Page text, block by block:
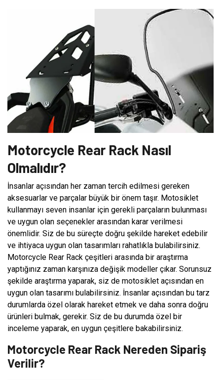
Motorcycle Rear Rack Nasıl
Olmalıdır?
İnsanlar açısından her zaman tercih edilmesi gereken
aksesuarlar ve parçalar büyük bir önem taşır. Motosiklet
kullanmayı seven insanlar için gerekli parçaların bulunması
ve uygun olan seçenekler arasından karar verilmesi
önemlidir. Siz de bu süreçte doğru şekilde hareket edebilir
ve ihtiyaca uygun olan tasarımları rahatlıkla bulabilirsiniz.
Motorcycle Rear Rack çeşitleri arasında bir araştırma
yaptığınız zaman karşınıza değişik modeller çıkar. Sorunsuz
şekilde araştırma yaparak, siz de motosiklet açısından en
uygun olan tasarımı bulabilirsiniz. İnsanlar açısından bu tarz
durumlarda özel olarak hareket etmek ve daha sonra doğru
ürünleri bulmak, gerekir. Siz de bu durumda özel bir
inceleme yaparak, en uygun çeşitlere bakabilirsiniz.
Motorcycle Rear Rack Nereden Sipariş
Verilir?